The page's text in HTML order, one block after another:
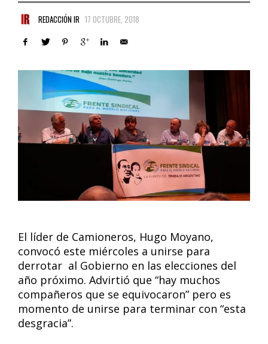
REDACCIÓN IR 17 OCTUBRE, 2018
El líder de Camioneros, Hugo Moyano,
convocó este miércoles a unirse para
derrotar al Gobierno en las elecciones del
año próximo. Advirtió que “hay muchos
compañeros que se equivocaron” pero es
momento de unirse para terminar con “esta
desgracia”.